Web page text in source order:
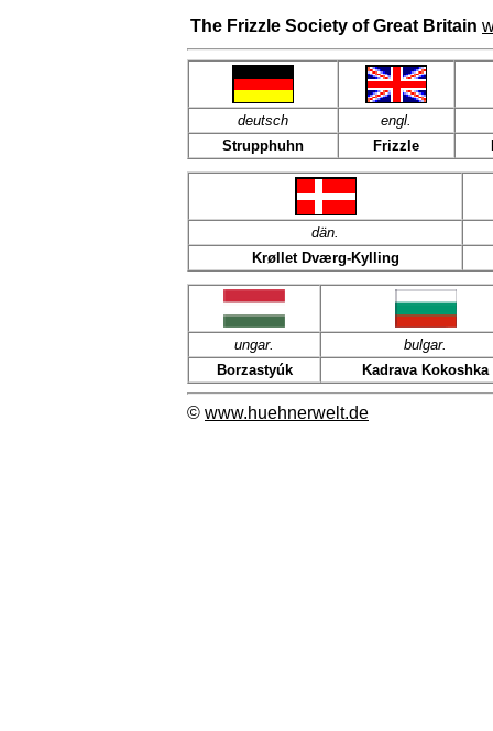
The Frizzle Society of Great Britain
deutsch engl.
Strupphuhn
Frizzle
dän.
Krøllet Dværg-Kylling
ungar.
bulgar.
Borzastyúk
Kadrava Kokoshka
© www.huehnerwelt.de